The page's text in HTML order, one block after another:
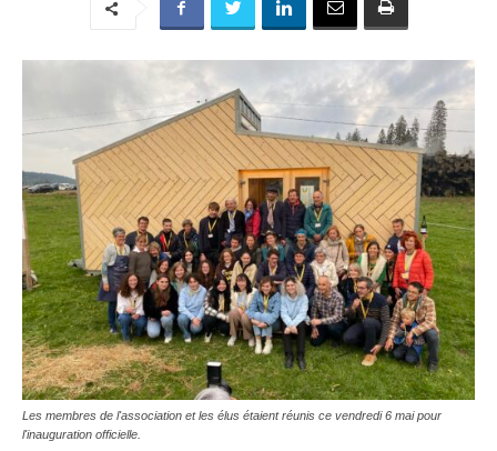
Les membres de l'association et les élus étaient réunis ce vendredi 6 mai pour
l'inauguration officielle.